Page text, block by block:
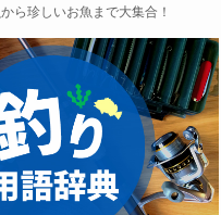
ら珍しいお魚まで大集合！